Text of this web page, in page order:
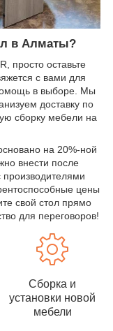
в Алматы?
просто оставьте
с вами для
в выборе. Мы
доставку по
сборку мебели на
на 20%-ной
внести после
производителями
цены
свой стол прямо
для переговоров!
Сборка и
установки новой
мебели